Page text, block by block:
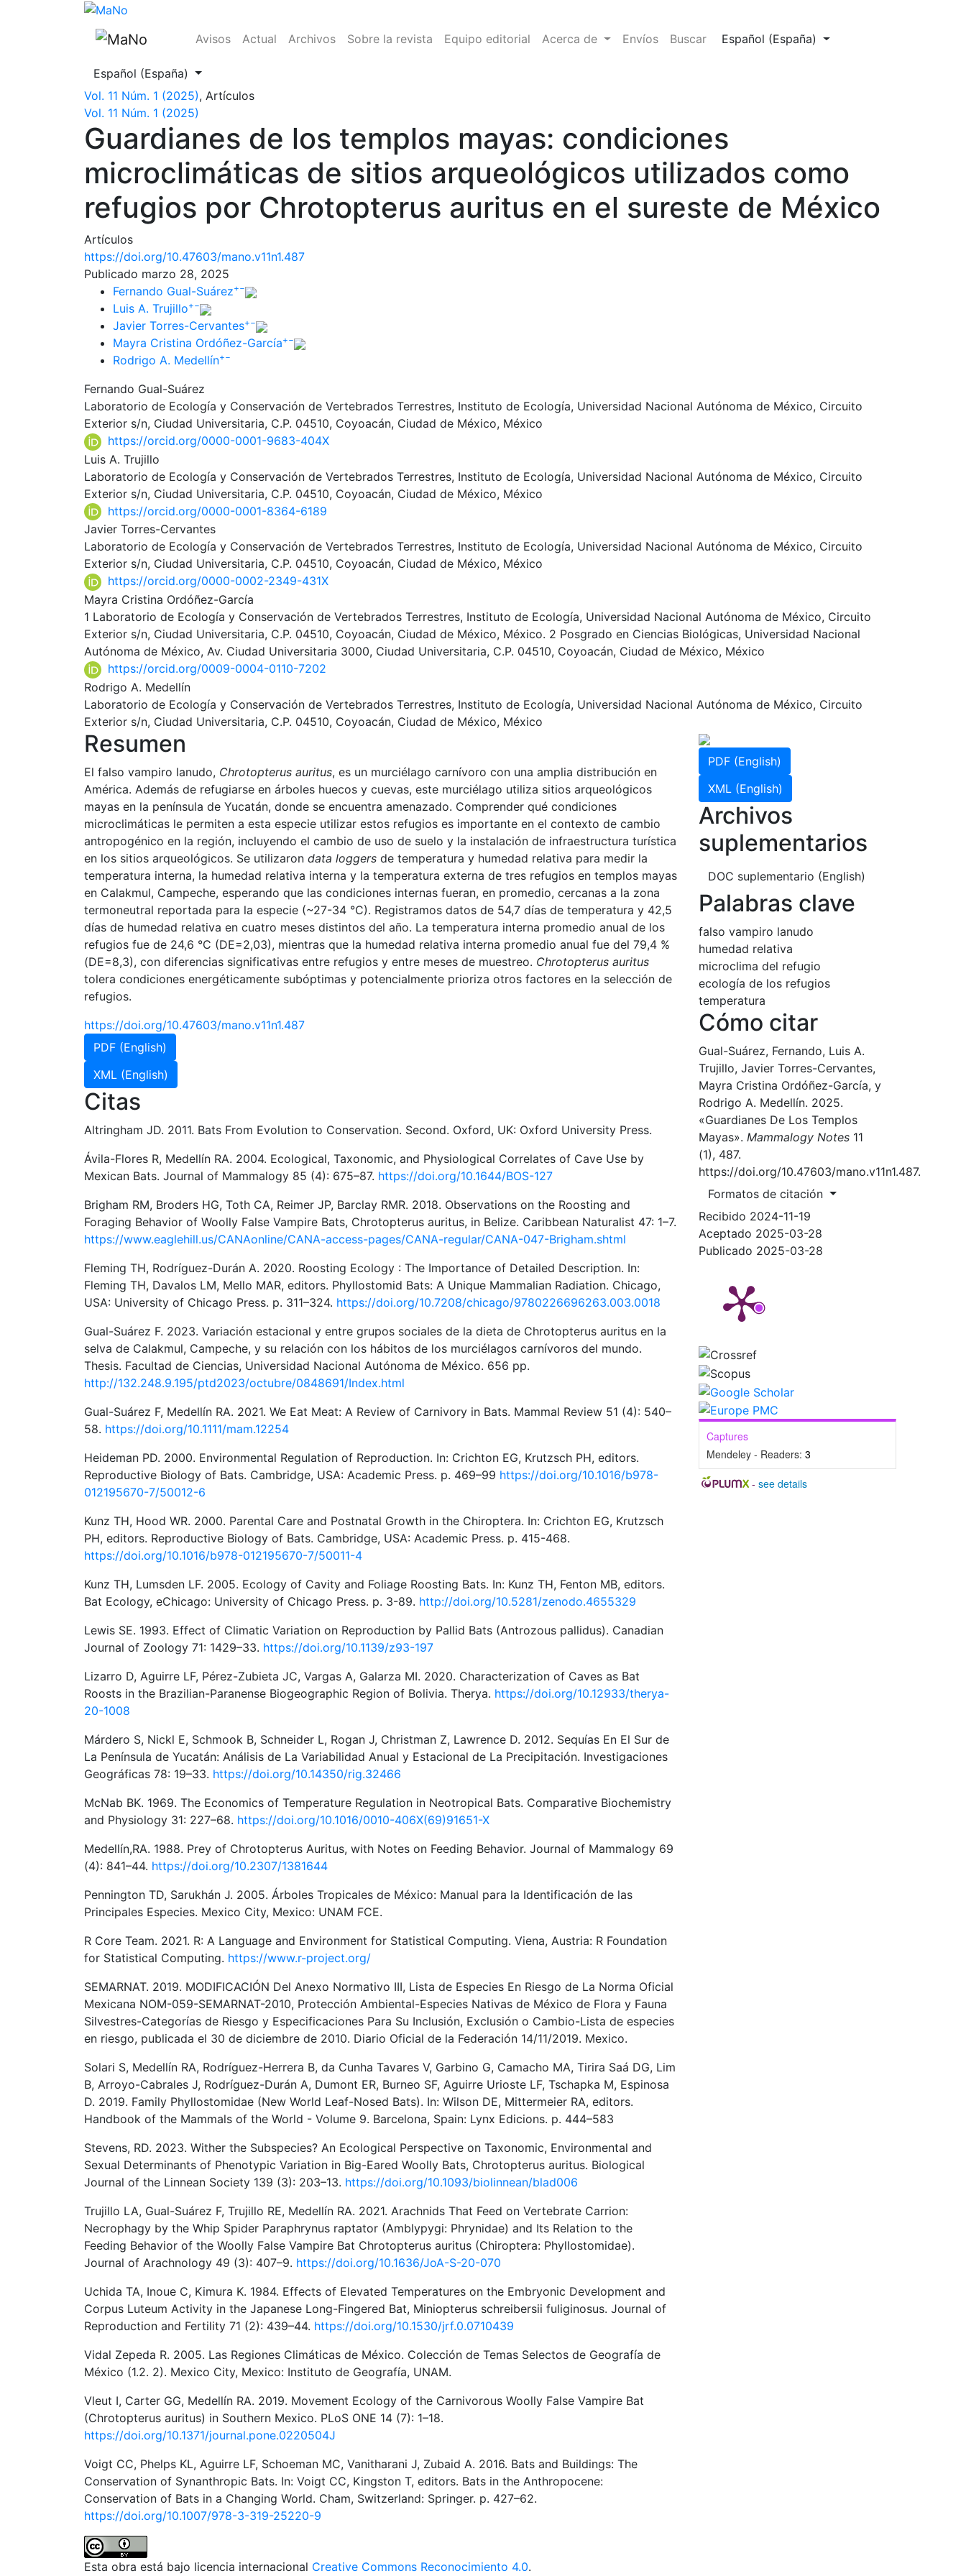
Guardianes de los templos mayas
Avisos Actual Archivos Sobre la revista Equipo editorial Acerca de Envíos Buscar Cambiar el idioma. El actual es:
Español (España)
Cambiar el idioma. El actual es:
Español (España)
Vol. 11 Núm. 1 (2025), Artículos
Vol. 11 Núm. 1 (2025)
Guardianes de los templos mayas: condiciones
microclimáticas de sitios arqueológicos utilizados como
refugios por Chrotopterus auritus en el sureste de México
Artículos
https://doi.org/10.47603/mano.v11n1.487
Publicado marzo 28, 2025
Fernando Gual-Suárez+−
Luis A. Trujillo+−
Javier Torres-Cervantes+−
Mayra Cristina Ordóñez-García+−
Rodrigo A. Medellín+−
Fernando Gual-Suárez
Laboratorio de Ecología y Conservación de Vertebrados Terrestres, Instituto de Ecología, Universidad Nacional Autónoma de México, Circuito
Exterior s/n, Ciudad Universitaria, C.P. 04510, Coyoacán, Ciudad de México, México
https://orcid.org/0000-0001-9683-404X
Luis A. Trujillo
Laboratorio de Ecología y Conservación de Vertebrados Terrestres, Instituto de Ecología, Universidad Nacional Autónoma de México, Circuito
Exterior s/n, Ciudad Universitaria, C.P. 04510, Coyoacán, Ciudad de México, México
https://orcid.org/0000-0001-8364-6189
Javier Torres-Cervantes
Laboratorio de Ecología y Conservación de Vertebrados Terrestres, Instituto de Ecología, Universidad Nacional Autónoma de México, Circuito
Exterior s/n, Ciudad Universitaria, C.P. 04510, Coyoacán, Ciudad de México, México
https://orcid.org/0000-0002-2349-431X
Mayra Cristina Ordóñez-García
1 Laboratorio de Ecología y Conservación de Vertebrados Terrestres, Instituto de Ecología, Universidad Nacional Autónoma de México, Circuito
Exterior s/n, Ciudad Universitaria, C.P. 04510, Coyoacán, Ciudad de México, México. 2 Posgrado en Ciencias Biológicas, Universidad Nacional
Autónoma de México, Av. Ciudad Universitaria 3000, Ciudad Universitaria, C.P. 04510, Coyoacán, Ciudad de México, México
https://orcid.org/0009-0004-0110-7202
Rodrigo A. Medellín
Laboratorio de Ecología y Conservación de Vertebrados Terrestres, Instituto de Ecología, Universidad Nacional Autónoma de México, Circuito
Exterior s/n, Ciudad Universitaria, C.P. 04510, Coyoacán, Ciudad de México, México
PDF (English)
XML (English)
Archivos
suplementarios
DOC suplementario (English)
Palabras clave
falso vampiro lanudo
humedad relativa
microclima del refugio
ecología de los refugios
temperatura
Cómo citar
Gual-Suárez, Fernando, Luis A.
Trujillo, Javier Torres-Cervantes,
Mayra Cristina Ordóñez-García, y
Rodrigo A. Medellín. 2025.
«Guardianes De Los Templos
Mayas». Mammalogy Notes 11
(1), 487.
https://doi.org/10.47603/mano.v11n1.487.
Formatos de citación
Recibido 2024-11-19
Aceptado 2025-03-28
Publicado 2025-03-28
Captures
Mendeley - Readers: 3
- see details
Resumen
El falso vampiro lanudo, Chrotopterus auritus, es un murciélago carnívoro con una amplia distribución en
América. Además de refugiarse en árboles huecos y cuevas, este murciélago utiliza sitios arqueológicos
mayas en la península de Yucatán, donde se encuentra amenazado. Comprender qué condiciones
microclimáticas le permiten a esta especie utilizar estos refugios es importante en el contexto de cambio
antropogénico en la región, incluyendo el cambio de uso de suelo y la instalación de infraestructura turística
en los sitios arqueológicos. Se utilizaron data loggers de temperatura y humedad relativa para medir la
temperatura interna, la humedad relativa interna y la temperatura externa de tres refugios en templos mayas
en Calakmul, Campeche, esperando que las condiciones internas fueran, en promedio, cercanas a la zona
termoneutral reportada para la especie (~27-34 °C). Registramos datos de 54,7 días de temperatura y 42,5
días de humedad relativa en cuatro meses distintos del año. La temperatura interna promedio anual de los
refugios fue de 24,6 °C (DE=2,03), mientras que la humedad relativa interna promedio anual fue del 79,4 %
(DE=8,3), con diferencias significativas entre refugios y entre meses de muestreo. Chrotopterus auritus
tolera condiciones energéticamente subóptimas y potencialmente prioriza otros factores en la selección de
refugios.
https://doi.org/10.47603/mano.v11n1.487
PDF (English)
XML (English)
Citas
Altringham JD. 2011. Bats From Evolution to Conservation. Second. Oxford, UK: Oxford University Press.
Ávila-Flores R, Medellín RA. 2004. Ecological, Taxonomic, and Physiological Correlates of Cave Use by
Mexican Bats. Journal of Mammalogy 85 (4): 675–87. https://doi.org/10.1644/BOS-127
Brigham RM, Broders HG, Toth CA, Reimer JP, Barclay RMR. 2018. Observations on the Roosting and
Foraging Behavior of Woolly False Vampire Bats, Chrotopterus auritus, in Belize. Caribbean Naturalist 47: 1–7.
https://www.eaglehill.us/CANAonline/CANA-access-pages/CANA-regular/CANA-047-Brigham.shtml
Fleming TH, Rodríguez-Durán A. 2020. Roosting Ecology : The Importance of Detailed Description. In:
Fleming TH, Davalos LM, Mello MAR, editors. Phyllostomid Bats: A Unique Mammalian Radiation. Chicago,
USA: University of Chicago Press. p. 311–324. https://doi.org/10.7208/chicago/9780226696263.003.0018
Gual-Suárez F. 2023. Variación estacional y entre grupos sociales de la dieta de Chrotopterus auritus en la
selva de Calakmul, Campeche, y su relación con los hábitos de los murciélagos carnívoros del mundo.
Thesis. Facultad de Ciencias, Universidad Nacional Autónoma de México. 656 pp.
http://132.248.9.195/ptd2023/octubre/0848691/Index.html
Gual-Suárez F, Medellín RA. 2021. We Eat Meat: A Review of Carnivory in Bats. Mammal Review 51 (4): 540–
58. https://doi.org/10.1111/mam.12254
Heideman PD. 2000. Environmental Regulation of Reproduction. In: Crichton EG, Krutzsch PH, editors.
Reproductive Biology of Bats. Cambridge, USA: Academic Press. p. 469–99 https://doi.org/10.1016/b978-
012195670-7/50012-6
Kunz TH, Hood WR. 2000. Parental Care and Postnatal Growth in the Chiroptera. In: Crichton EG, Krutzsch
PH, editors. Reproductive Biology of Bats. Cambridge, USA: Academic Press. p. 415-468.
https://doi.org/10.1016/b978-012195670-7/50011-4
Kunz TH, Lumsden LF. 2005. Ecology of Cavity and Foliage Roosting Bats. In: Kunz TH, Fenton MB, editors.
Bat Ecology, eChicago: University of Chicago Press. p. 3-89. http://doi.org/10.5281/zenodo.4655329
Lewis SE. 1993. Effect of Climatic Variation on Reproduction by Pallid Bats (Antrozous pallidus). Canadian
Journal of Zoology 71: 1429–33. https://doi.org/10.1139/z93-197
Lizarro D, Aguirre LF, Pérez-Zubieta JC, Vargas A, Galarza MI. 2020. Characterization of Caves as Bat
Roosts in the Brazilian-Paranense Biogeographic Region of Bolivia. Therya. https://doi.org/10.12933/therya-
20-1008
Márdero S, Nickl E, Schmook B, Schneider L, Rogan J, Christman Z, Lawrence D. 2012. Sequías En El Sur de
La Península de Yucatán: Análisis de La Variabilidad Anual y Estacional de La Precipitación. Investigaciones
Geográficas 78: 19–33. https://doi.org/10.14350/rig.32466
McNab BK. 1969. The Economics of Temperature Regulation in Neotropical Bats. Comparative Biochemistry
and Physiology 31: 227–68. https://doi.org/10.1016/0010-406X(69)91651-X
Medellín,RA. 1988. Prey of Chrotopterus Auritus, with Notes on Feeding Behavior. Journal of Mammalogy 69
(4): 841–44. https://doi.org/10.2307/1381644
Pennington TD, Sarukhán J. 2005. Árboles Tropicales de México: Manual para la Identificación de las
Principales Especies. Mexico City, Mexico: UNAM FCE.
R Core Team. 2021. R: A Language and Environment for Statistical Computing. Viena, Austria: R Foundation
for Statistical Computing. https://www.r-project.org/
SEMARNAT. 2019. MODIFICACIÓN Del Anexo Normativo III, Lista de Especies En Riesgo de La Norma Oficial
Mexicana NOM-059-SEMARNAT-2010, Protección Ambiental-Especies Nativas de México de Flora y Fauna
Silvestres-Categorías de Riesgo y Especificaciones Para Su Inclusión, Exclusión o Cambio-Lista de especies
en riesgo, publicada el 30 de diciembre de 2010. Diario Oficial de la Federación 14/11/2019. Mexico.
Solari S, Medellín RA, Rodríguez-Herrera B, da Cunha Tavares V, Garbino G, Camacho MA, Tirira Saá DG, Lim
B, Arroyo-Cabrales J, Rodríguez-Durán A, Dumont ER, Burneo SF, Aguirre Urioste LF, Tschapka M, Espinosa
D. 2019. Family Phyllostomidae (New World Leaf-Nosed Bats). In: Wilson DE, Mittermeier RA, editors.
Handbook of the Mammals of the World - Volume 9. Barcelona, Spain: Lynx Edicions. p. 444–583
Stevens, RD. 2023. Wither the Subspecies? An Ecological Perspective on Taxonomic, Environmental and
Sexual Determinants of Phenotypic Variation in Big-Eared Woolly Bats, Chrotopterus auritus. Biological
Journal of the Linnean Society 139 (3): 203–13. https://doi.org/10.1093/biolinnean/blad006
Trujillo LA, Gual-Suárez F, Trujillo RE, Medellín RA. 2021. Arachnids That Feed on Vertebrate Carrion:
Necrophagy by the Whip Spider Paraphrynus raptator (Amblypygi: Phrynidae) and Its Relation to the
Feeding Behavior of the Woolly False Vampire Bat Chrotopterus auritus (Chiroptera: Phyllostomidae).
Journal of Arachnology 49 (3): 407–9. https://doi.org/10.1636/JoA-S-20-070
Uchida TA, Inoue C, Kimura K. 1984. Effects of Elevated Temperatures on the Embryonic Development and
Corpus Luteum Activity in the Japanese Long-Fingered Bat, Miniopterus schreibersii fuliginosus. Journal of
Reproduction and Fertility 71 (2): 439–44. https://doi.org/10.1530/jrf.0.0710439
Vidal Zepeda R. 2005. Las Regiones Climáticas de México. Colección de Temas Selectos de Geografía de
México (1.2. 2). Mexico City, Mexico: Instituto de Geografía, UNAM.
Vleut I, Carter GG, Medellín RA. 2019. Movement Ecology of the Carnivorous Woolly False Vampire Bat
(Chrotopterus auritus) in Southern Mexico. PLoS ONE 14 (7): 1–18.
https://doi.org/10.1371/journal.pone.0220504J
Voigt CC, Phelps KL, Aguirre LF, Schoeman MC, Vanitharani J, Zubaid A. 2016. Bats and Buildings: The
Conservation of Synanthropic Bats. In: Voigt CC, Kingston T, editors. Bats in the Anthropocene:
Conservation of Bats in a Changing World. Cham, Switzerland: Springer. p. 427–62.
https://doi.org/10.1007/978-3-319-25220-9
Esta obra está bajo licencia internacional Creative Commons Reconocimiento 4.0.